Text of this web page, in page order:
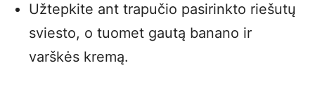
Užtepkite ant trapučio pasirinkto riešutų
sviesto, o tuomet gautą banano ir
varškės kremą.